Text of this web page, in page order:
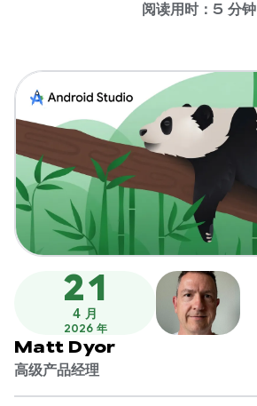
阅读用时：5 分钟
21
4 月
2026 年
Matt Dyor
高级产品经理